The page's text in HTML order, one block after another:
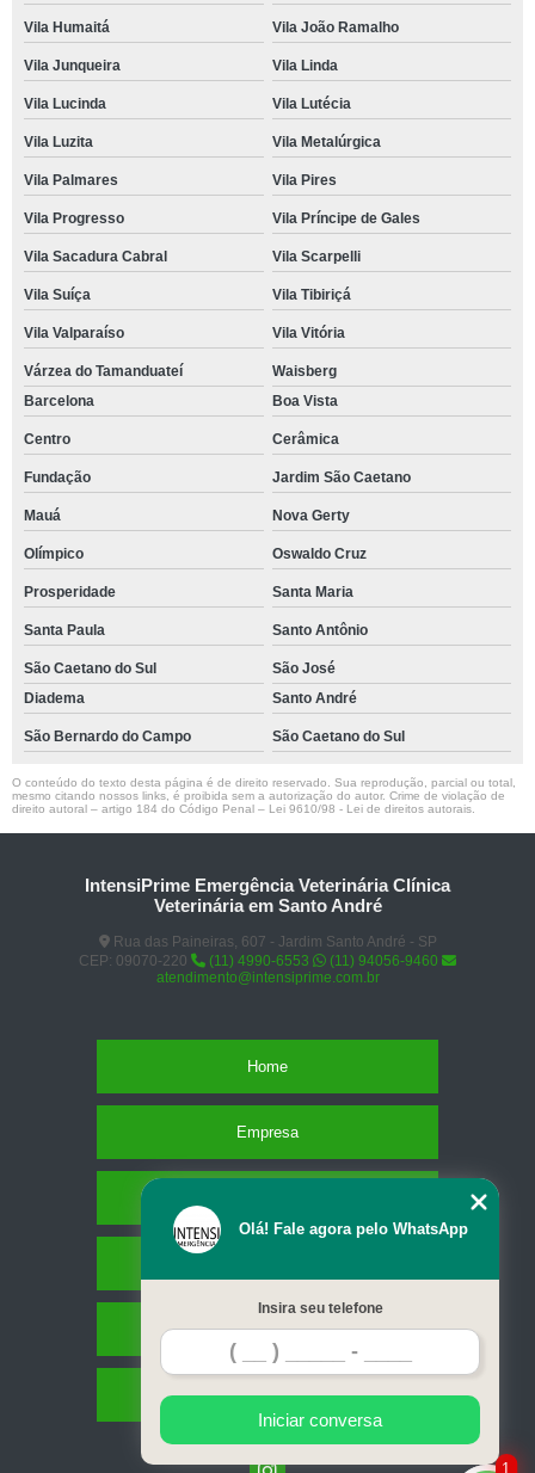
Vila Humaitá Vila João Ramalho
Vila Junqueira Vila Linda
Vila Lucinda Vila Lutécia
Vila Luzita Vila Metalúrgica
Vila Palmares Vila Pires
Vila Progresso Vila Príncipe de Gales
Vila Sacadura Cabral Vila Scarpelli
Vila Suíça Vila Tibiriçá
Vila Valparaíso Vila Vitória
Várzea do Tamanduateí
Waisberg
Barcelona
Boa Vista
Centro Cerâmica
Fundação Jardim São Caetano
Mauá Nova Gerty
Olímpico Oswaldo Cruz
Prosperidade Santa Maria
Santa Paula Santo Antônio
São Caetano do Sul
São José
Diadema
Santo André
São Bernardo do Campo São Caetano do Sul
O conteúdo do texto desta página é de direito reservado. Sua reprodução, parcial ou total,
mesmo citando nossos links, é proibida sem a autorização do autor. Crime de violação de
direito autoral – artigo 184 do Código Penal – Lei 9610/98 - Lei de direitos autorais
IntensiPrime Emergência Veterinária Clínica
Veterinária em Santo André
Rua das Paineiras, 607 - Jardim Santo André - SP
CEP: 09070-220
(11) 4990-6553
(11) 94056-9460
atendimento@intensiprime.com.br
Home
Empresa
Contato
Mapa do site
1
Olá! Fale agora pelo WhatsApp
Insira seu telefone
Iniciar conversa